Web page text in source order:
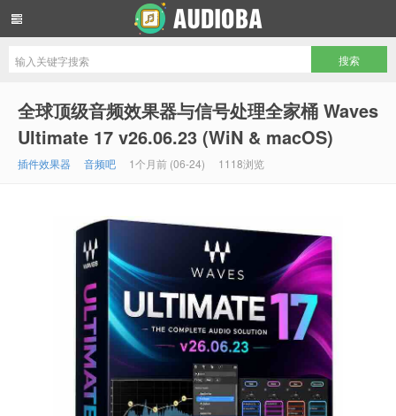
全球顶级音频效果器与信号处理全家桶 Waves
Ultimate 17 v26.06.23 (WiN & macOS)
插件效果器 音频吧 1个月前 (06-24) 1118浏览